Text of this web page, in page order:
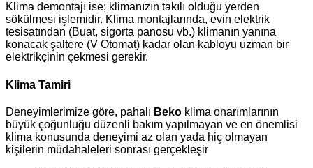
Klima demontajı ise; klimanızın takılı olduğu yerden
sökülmesi işlemidir. Klima montajlarında, evin elektrik
tesisatından (Buat, sigorta panosu vb.) klimanın yanına
konacak şaltere (V Otomat) kadar olan kabloyu uzman bir
elektrikçinin çekmesi gerekir.
Klima Tamiri
Deneyimlerimize göre, pahalı Beko klima onarımlarının
büyük çoğunluğu düzenli bakım yapılmayan ve en önemlisi
klima konusunda deneyimi az olan yada hiç olmayan
kişilerin müdahaleleri sonrası gerçekleşir